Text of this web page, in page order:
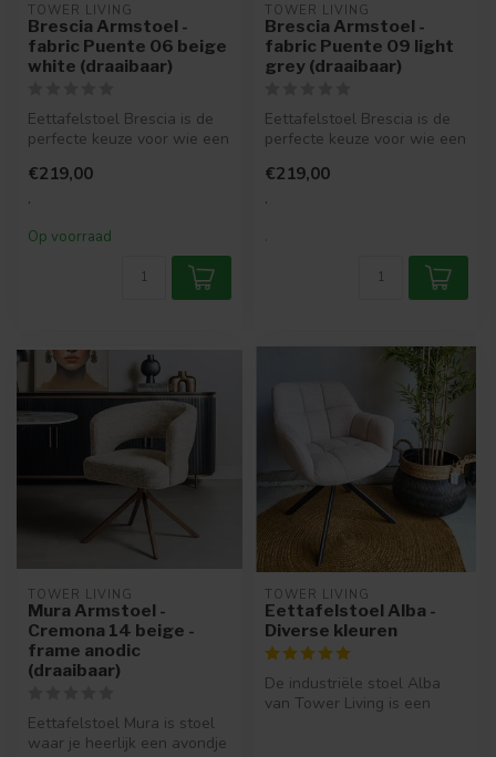
TOWER LIVING
Brescia Armstoel -
fabric Puente 06 beige
white (draaibaar)
Eettafelstoel Brescia is de
perfecte keuze voor wie een
€219,00
.
Op voorraad
TOWER LIVING
Brescia Armstoel -
fabric Puente 09 light
grey (draaibaar)
Eettafelstoel Brescia is de
perfecte keuze voor wie een
€219,00
.
.
TOWER LIVING
Mura Armstoel -
Cremona 14 beige -
frame anodic
(draaibaar)
Eettafelstoel Mura is stoel
waar je heerlijk een avondje
TOWER LIVING
Eettafelstoel Alba -
Diverse kleuren
De industriële stoel Alba
van Tower Living is een